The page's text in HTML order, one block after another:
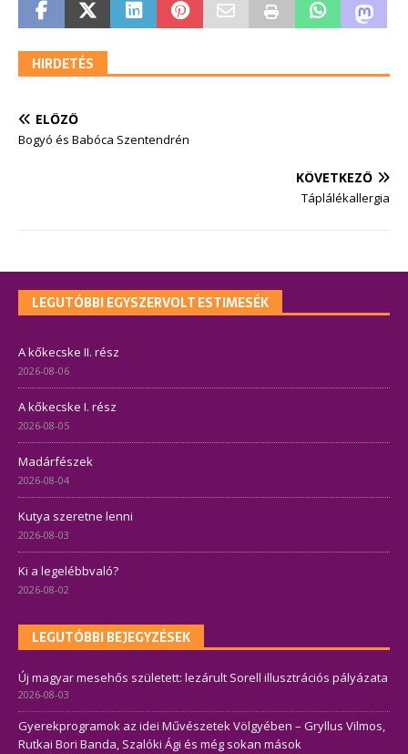
HIRDETÉS
ELŐZŐ
Bogyó és Babóca Szentendrén
KÖVETKEZŐ
Táplálékallergia
LEGUTÓBBI EGYSZERVOLT ESTIMESÉK
A kőkecske II. rész
2026-08-06
A kőkecske I. rész
2026-08-05
Madárfészek
2026-08-04
Kutya szeretne lenni
2026-08-03
Ki a legelébbvaló?
2026-08-02
LEGUTÓBBI BEJEGYZÉSEK
Új magyar mesehős született: lezárult Sorell illusztrációs pályázata
2026-08-03
Gyerekprogramok az idei Művészetek Völgyében – Gryllus Vilmos,
Rutkai Bori Banda, Szalóki Ági és még sokan mások